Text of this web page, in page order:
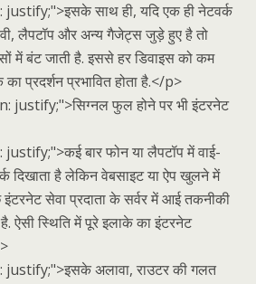
साथ ही, यदि एक ही नेटवर्क
लैपटॉप और अन्य गैजेट्स जुड़े हुए है तो
में बंट जाती है. इससे हर डिवाइस को कम
प्रदर्शन प्रभावित होता है.</p>
फुल होने पर भी इंटरनेट
बार फोन या लैपटॉप में वाई-
दिखाता है लेकिन वेबसाइट या ऐप खुलने में
सेवा प्रदाता के सर्वर में आई तकनीकी
ऐसी स्थिति में पूरे इलाके का इंटरनेट
अलावा, राउटर की गलत